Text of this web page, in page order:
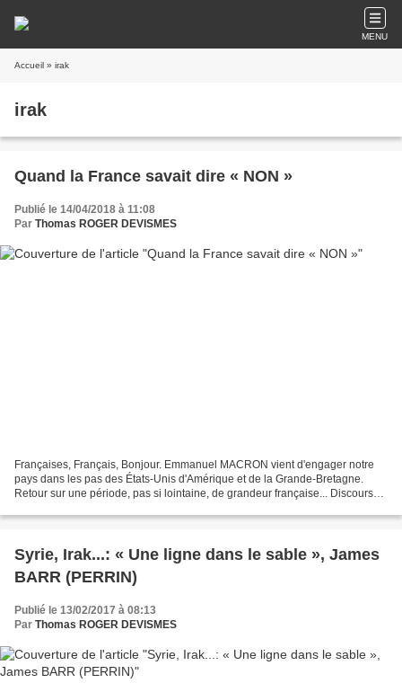
MENU
Accueil » irak
irak
Quand la France savait dire « NON »
Publié le 14/04/2018 à 11:08
Par Thomas ROGER DEVISMES
Françaises, Français, Bonjour. Emmanuel MACRON vient d'engager notre
pays dans les pas des États-Unis d'Amérique et de la Grande-Bretagne.
Retour sur une période, pas si lointaine, de grandeur française... Discours
Syrie, Irak...: « Une ligne dans le sable », James
BARR (PERRIN)
Publié le 13/02/2017 à 08:13
Par Thomas ROGER DEVISMES